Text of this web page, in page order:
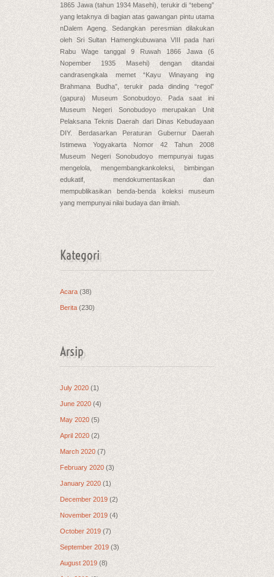
1865 Jawa (tahun 1934 Masehi), terukir di “tebeng”
yang letaknya di bagian atas gawangan pintu utama
nDalem Ageng. Sedangkan peresmian dilakukan
oleh Sri Sultan Hamengkubuwana VIII pada hari
Rabu Wage tanggal 9 Ruwah 1866 Jawa (6
Nopember 1935 Masehi) dengan ditandai
candrasengkala memet “Kayu Winayang ing
Brahmana Budha”, terukir pada dinding “regol”
(gapura) Museum Sonobudoyo. Pada saat ini
Museum Negeri Sonobudoyo merupakan Unit
Pelaksana Teknis Daerah dari Dinas Kebudayaan
DIY. Berdasarkan Peraturan Gubernur Daerah
Istimewa Yogyakarta Nomor 42 Tahun 2008
Museum Negeri Sonobudoyo mempunyai tugas
mengelola, mengembangkankoleksi, bimbingan
edukatif, mendokumentasikan dan
mempublikasikan benda-benda koleksi museum
yang mempunyai nilai budaya dan ilmiah.
Kategori
Acara (38)
Berita (230)
Arsip
July 2020 (1)
June 2020 (4)
May 2020 (5)
April 2020 (2)
March 2020 (7)
February 2020 (3)
January 2020 (1)
December 2019 (2)
November 2019 (4)
October 2019 (7)
September 2019 (3)
August 2019 (8)